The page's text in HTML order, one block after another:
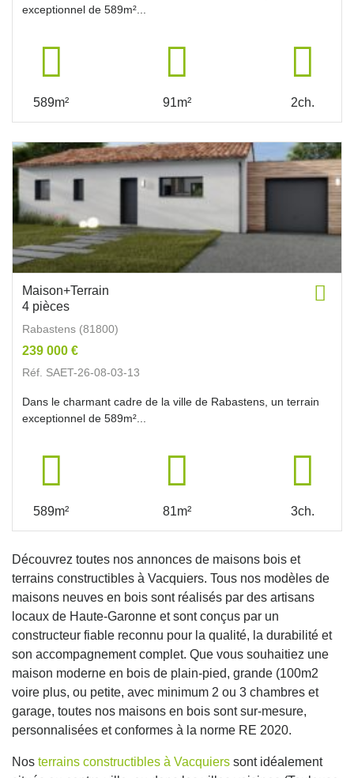
exceptionnel de 589m²...
589m² 91m² 2ch.
Maison+Terrain
4 pièces
Rabastens (81800)
239 000 €
Réf. SAET-26-08-03-13
Dans le charmant cadre de la ville de Rabastens, un terrain
exceptionnel de 589m²...
589m² 81m² 3ch.
Découvrez toutes nos annonces de maisons bois et
terrains constructibles à Vacquiers. Tous nos modèles de
maisons neuves en bois sont réalisés par des artisans
locaux de Haute-Garonne et sont conçus par un
constructeur fiable reconnu pour la qualité, la durabilité et
son accompagnement complet. Que vous souhaitiez une
maison moderne en bois de plain-pied, grande (100m2
voire plus, ou petite, avec minimum 2 ou 3 chambres et
garage, toutes nos maisons en bois sont sur-mesure,
personnalisées et conformes à la norme RE 2020.
Nos terrains constructibles à Vacquiers sont idéalement